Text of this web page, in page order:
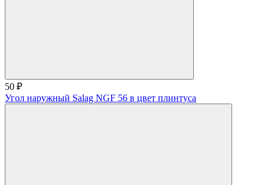
50 ₽
Угол наружный Salag NGF 56 в цвет плинтуса